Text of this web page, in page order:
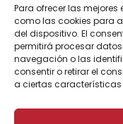
Para ofrecer las
como las cookies para
del dispositivo. El
permitirá procesar
navegación o las
consentir o retirar el
a ciertas características
973 700 800
actel@actel.es
Ctra. Vall d'Aran,